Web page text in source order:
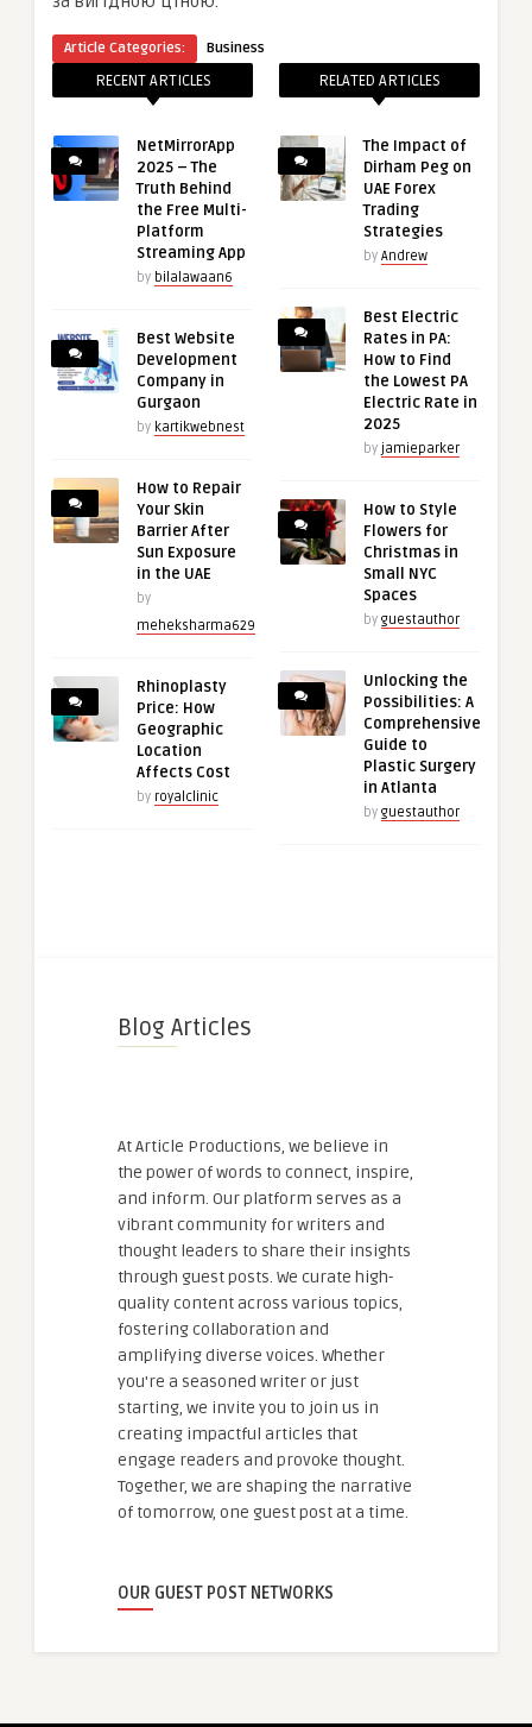
Article Categories: Business
RECENT ARTICLES
NetMirrorApp
2025 – The
Truth Behind
the Free Multi-
Platform
Streaming App
by bilalawaan6
Best Website
Development
Company in
Gurgaon
by kartikwebnest
How to Repair
Your Skin
Barrier After
Sun Exposure
in the UAE
by
meheksharma629
Rhinoplasty
Price: How
Geographic
Location
Affects Cost
by royalclinic
RELATED ARTICLES
The Impact of
Dirham Peg on
UAE Forex
Trading
Strategies
by Andrew
Best Electric
Rates in PA:
How to Find
the Lowest PA
Electric Rate in
2025
by jamieparker
How to Style
Flowers for
Christmas in
Small NYC
Spaces
by guestauthor
Unlocking the
Possibilities: A
Comprehensive
Guide to
Plastic Surgery
in Atlanta
by guestauthor
Blog Articles
At Article Productions, we believe in
the power of words to connect, inspire,
and inform. Our platform serves as a
vibrant community for writers and
thought leaders to share their insights
through guest posts. We curate high-
quality content across various topics,
fostering collaboration and
amplifying diverse voices. Whether
you're a seasoned writer or just
starting, we invite you to join us in
creating impactful articles that
engage readers and provoke thought.
Together, we are shaping the narrative
of tomorrow, one guest post at a time.
OUR GUEST POST NETWORKS